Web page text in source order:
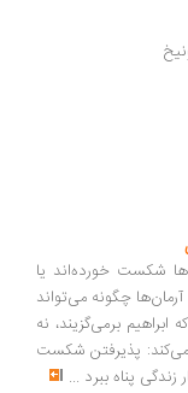
شکست خورده‌اند یا
چگونه می‌تواند
برمی‌گزیند، نه
می‌کند: پذیرفتن شکست
زندگی پناه ببرد ...